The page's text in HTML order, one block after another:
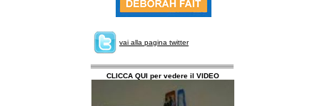
vai alla pagina twitter
CLICCA QUI per vedere il VIDEO